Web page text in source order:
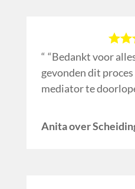
“Bedankt voor
gevonden dit
mediator te
Anita over